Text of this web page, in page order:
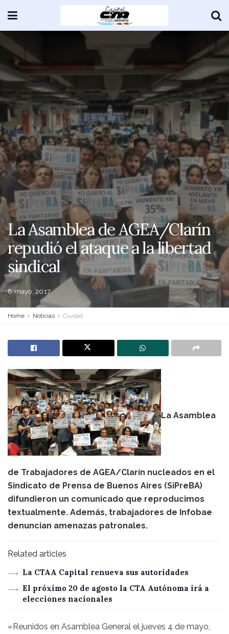
La Asamblea de AGEA/Clarín
repudió el ataque a la libertad
sindical
8 mayo, 2017
Home Noticias Ciudad
La Asamblea
de Trabajadores de AGEA/Clarín nucleados en el
Sindicato de Prensa de Buenos Aires (SiPreBA)
difundieron un comunicado que reproducimos
textualmente. Además, trabajadores de Infobae
denuncian amenazas patronales.
Related articles
La CTAA Capital renueva sus autoridades
El próximo 20 de agosto la CTA Autónoma irá a
elecciones nacionales
«Reunidos en Asamblea General el jueves 4 de mayo,